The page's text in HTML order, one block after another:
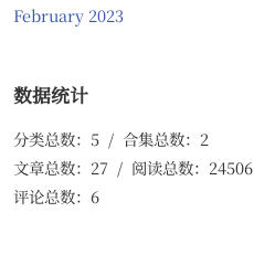
February 2023
数据统计
分类总数：5 / 合集总数：2
文章总数：27 / 阅读总数：24506
评论总数：6